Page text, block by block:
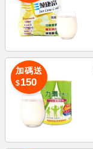
加碼送
$150